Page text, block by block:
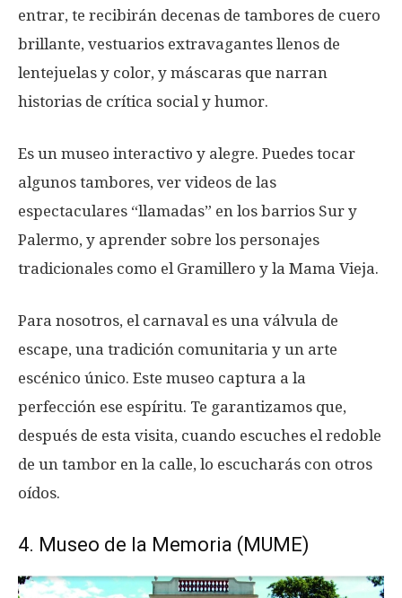
entrar, te recibirán decenas de tambores de cuero
brillante, vestuarios extravagantes llenos de
lentejuelas y color, y máscaras que narran
historias de crítica social y humor.
Es un museo interactivo y alegre. Puedes tocar
algunos tambores, ver videos de las
espectaculares “llamadas” en los barrios Sur y
Palermo, y aprender sobre los personajes
tradicionales como el Gramillero y la Mama Vieja.
Para nosotros, el carnaval es una válvula de
escape, una tradición comunitaria y un arte
escénico único. Este museo captura a la
perfección ese espíritu. Te garantizamos que,
después de esta visita, cuando escuches el redoble
de un tambor en la calle, lo escucharás con otros
oídos.
4. Museo de la Memoria (MUME)